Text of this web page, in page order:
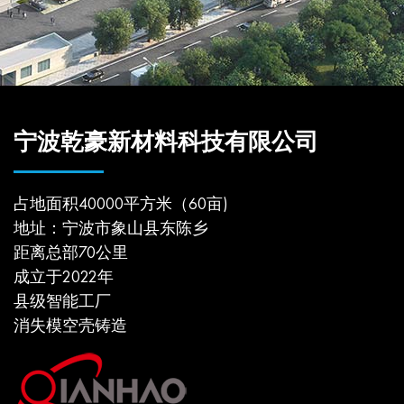
宁波乾豪新材料科技有限公司
占地面积40000平方米（60亩)
地址：宁波市象山县东陈乡
距离总部70公里
成立于2022年
县级智能工厂
消失模空壳铸造